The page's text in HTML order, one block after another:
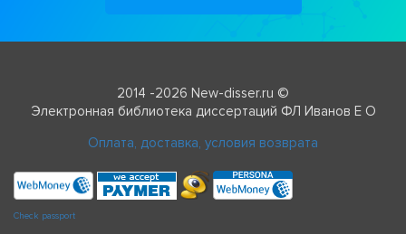
2014 -2026 New-disser.ru ©
Электронная библиотека диссертаций ФЛ Иванов Е О
Оплата, доставка, условия возврата
Check passport